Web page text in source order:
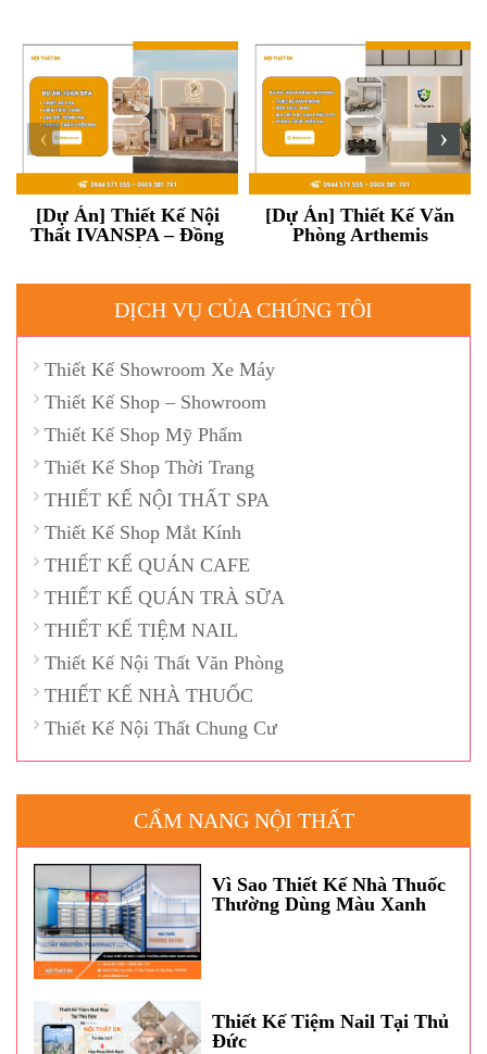
[Dự Án] Thiết Kế Nội
Thất IVANSPA – Đồng
Nai
[Dự Án] Thiết Kế Văn
Phòng Arthemis
›
‹
DỊCH VỤ CỦA CHÚNG TÔI
Thiết Kế Showroom Xe Máy
Thiết Kế Shop – Showroom
Thiết Kế Shop Mỹ Phẩm
Thiết Kế Shop Thời Trang
THIẾT KẾ NỘI THẤT SPA
Thiết Kế Shop Mắt Kính
THIẾT KẾ QUÁN CAFE
THIẾT KẾ QUÁN TRÀ SỮA
THIẾT KẾ TIỆM NAIL
Thiết Kế Nội Thất Văn Phòng
THIẾT KẾ NHÀ THUỐC
Thiết Kế Nội Thất Chung Cư
CẨM NANG NỘI THẤT
Vì Sao Thiết Kế Nhà Thuốc
Thường Dùng Màu Xanh
Thiết Kế Tiệm Nail Tại Thủ
Đức